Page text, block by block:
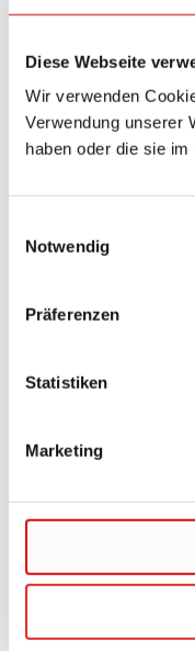
Diese Webseite
Wir verwenden
Verwendung unserer
haben oder die sie
Notwendig
Präferenzen
Statistiken
Marketing